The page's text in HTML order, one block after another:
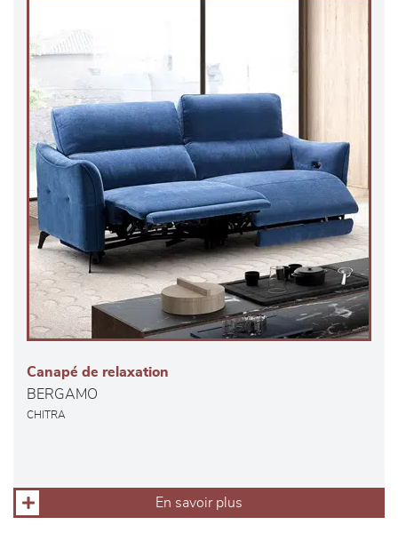
Canapé de relaxation
BERGAMO
CHITRA
En savoir plus